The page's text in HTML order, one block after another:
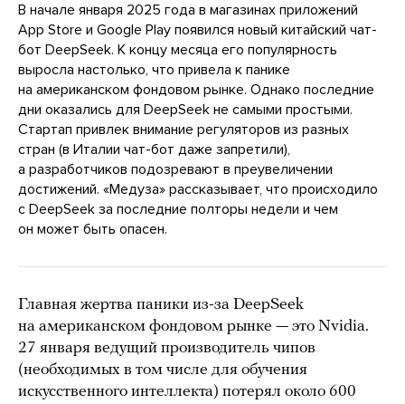
В начале января 2025 года в магазинах приложений
App Store и Google Play появился новый китайский чат-
бот DeepSeek. К концу месяца его популярность
выросла настолько, что привела к панике
на американском фондовом рынке. Однако последние
дни оказались для DeepSeek не самыми простыми.
Стартап привлек внимание регуляторов из разных
стран (в Италии чат-бот даже запретили),
а разработчиков подозревают в преувеличении
достижений. «Медуза» рассказывает, что происходило
с DeepSeek за последние полторы недели и чем
он может быть опасен.
Главная жертва паники из-за DeepSeek
на американском фондовом рынке — это Nvidia.
27 января ведущий производитель чипов
(необходимых в том числе для обучения
искусственного интеллекта) потерял около 600